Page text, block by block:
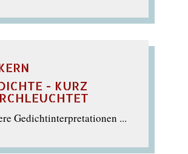
- KURZ
Gedichtinterpretationen ...